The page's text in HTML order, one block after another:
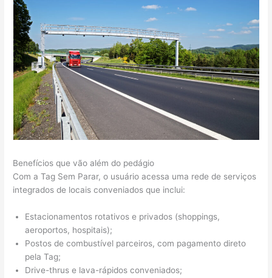
Benefícios que vão além do pedágio
Com a Tag Sem Parar, o usuário acessa uma rede de serviços
integrados de locais conveniados que inclui:
Estacionamentos rotativos e privados (shoppings,
aeroportos, hospitais);
Postos de combustível parceiros, com pagamento direto
pela Tag;
Drive-thrus e lava-rápidos conveniados;